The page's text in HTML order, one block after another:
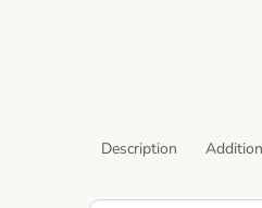
Description